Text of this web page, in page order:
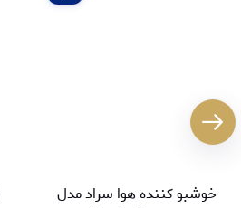
خوشبو کننده هوا سراد مدل